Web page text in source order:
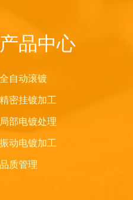
产品中心
全自动滚镀
精密挂镀加工
局部电镀处理
振动电镀加工
品质管理